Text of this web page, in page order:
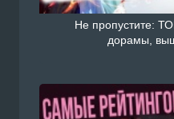
Не пропустите:
дорамы,